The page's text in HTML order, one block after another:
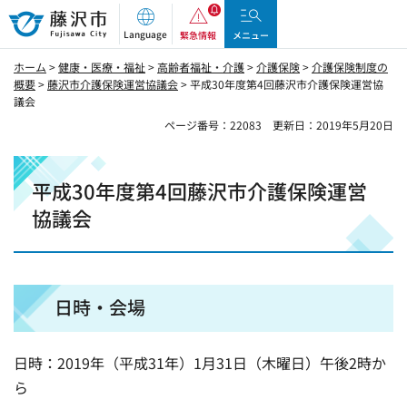
藤沢市
Language 緊急情報 メニュー
ホーム >健康・医療・福祉>高齢者福祉・介護>介護保険>介護保険制度の
概要>藤沢市介護保険運営協議会> 平成30年度第4回藤沢市介護保険運営協
議会
ページ番号：22083
更新日：2019年5月20日
平成30年度第4回藤沢市介護保険運営
協議会
日時・会場
日時：2019年（平成31年）1月31日（木曜日）午後2時か
ら